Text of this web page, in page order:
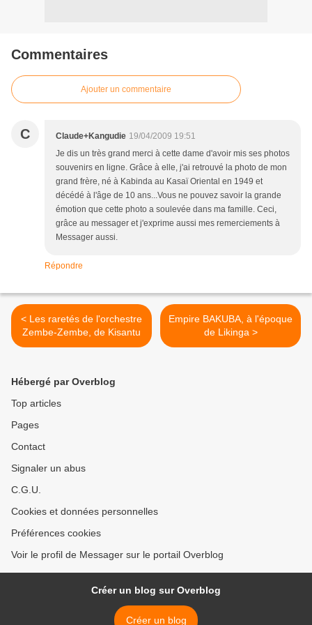
Commentaires
Ajouter un commentaire
C Claude+Kangudie 19/04/2009 19:51
Je dis un très grand merci à cette dame d'avoir mis ses photos
souvenirs en ligne. Grâce à elle, j'ai retrouvé la photo de mon
grand frère, né à Kabinda au Kasaï Oriental en 1949 et
décédé à l'âge de 10 ans...Vous ne pouvez savoir la grande
émotion que cette photo a soulevée dans ma famille. Ceci,
grâce au messager et j'exprime aussi mes remerciements à
Messager aussi.
Répondre
< Les raretés de l'orchestre
Zembe-Zembe, de Kisantu
Empire BAKUBA, à l'époque
de Likinga >
Hébergé par Overblog
Top articles
Pages
Contact
Signaler un abus
C.G.U.
Cookies et données personnelles
Préférences cookies
Voir le profil de Messager sur le portail Overblog
Créer un blog sur Overblog
Créer un blog